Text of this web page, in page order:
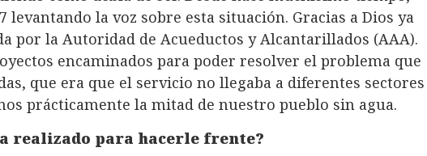
levantando la voz sobre esta situación. Gracias a Dios ya
por la Autoridad de Acueductos y Alcantarillados (AAA).
encaminados para poder resolver el problema que
que era que el servicio no llegaba a diferentes sectores
prácticamente la mitad de nuestro pueblo sin agua.
realizado para hacerle frente?